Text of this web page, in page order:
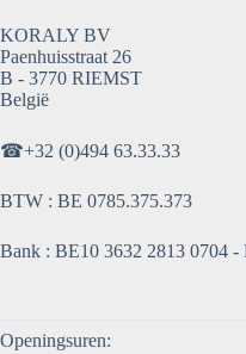
KORALY BV
Paenhuisstraat 26
B - 3770 RIEMST
België
☎+32 (0)494 63.33.33
BTW : BE 0785.375.373
Bank : BE10 3632 2813 0704
Openingsuren: